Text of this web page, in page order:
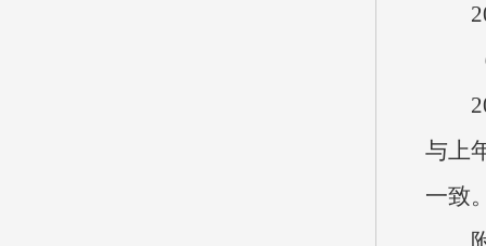
与上
一致